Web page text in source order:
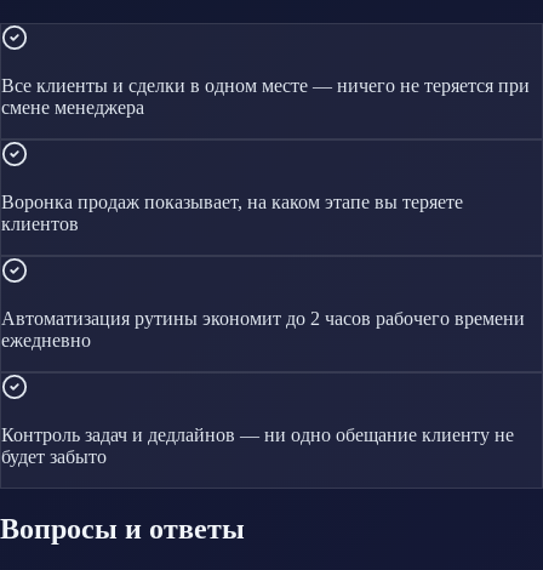
Все клиенты и сделки в одном месте — ничего не теряется при
смене менеджера
Воронка продаж показывает, на каком этапе вы теряете
клиентов
Автоматизация рутины экономит до 2 часов рабочего времени
ежедневно
Контроль задач и дедлайнов — ни одно обещание клиенту не
будет забыто
Вопросы и ответы